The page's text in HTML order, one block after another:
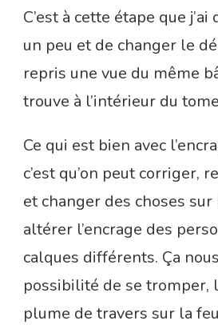
C’est à cette étape que
un peu et de changer le
repris une vue du même
trouve à l’intérieur du
Ce qui est bien avec
c’est qu’on peut corriger,
et changer des choses
altérer l’encrage des
calques différents. Ça
possibilité de se tromper,
plume de travers sur la